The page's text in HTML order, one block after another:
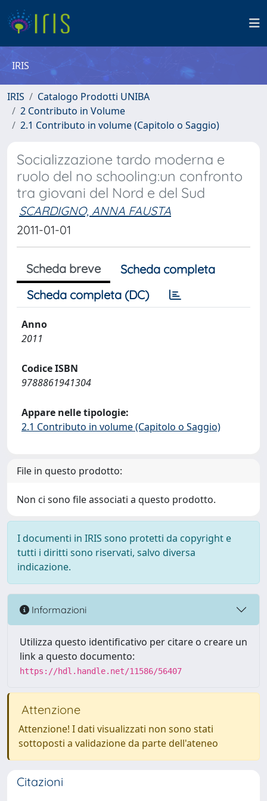
IRIS
IRIS
Catalogo Prodotti UNIBA
2 Contributo in Volume
2.1 Contributo in volume (Capitolo o Saggio)
Socializzazione tardo moderna e
ruolo del no schooling:un confronto
tra giovani del Nord e del Sud
SCARDIGNO, ANNA FAUSTA
2011-01-01
Scheda breve
Scheda completa
Scheda completa (DC)
Anno
2011
Codice ISBN
9788861941304
Appare nelle tipologie:
2.1 Contributo in volume (Capitolo o Saggio)
File in questo prodotto:
Non ci sono file associati a questo prodotto.
I documenti in IRIS sono protetti da copyright e
tutti i diritti sono riservati, salvo diversa
indicazione.
Informazioni
Utilizza questo identificativo per citare o creare un
link a questo documento:
https://hdl.handle.net/11586/56407
Attenzione
Attenzione! I dati visualizzati non sono stati
sottoposti a validazione da parte dell'ateneo
Citazioni